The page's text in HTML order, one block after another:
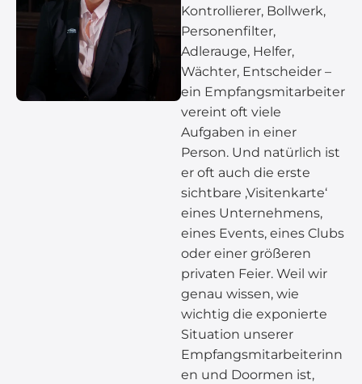
Kontrollierer, Bollwerk,
Personenfilter,
Adlerauge, Helfer,
Wächter, Entscheider –
ein Empfangsmitarbeiter
vereint oft viele
Aufgaben in einer
Person. Und natürlich ist
er oft auch die erste
sichtbare ‚Visitenkarte‘
eines Unternehmens,
eines Events, eines Clubs
oder einer größeren
privaten Feier. Weil wir
genau wissen, wie
wichtig die exponierte
Situation unserer
Empfangsmitarbeiterinn
en und Doormen ist,